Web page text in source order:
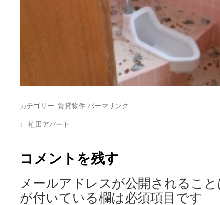
カテゴリー: 賃貸物件 パーマリンク
← 植田アパート
コメントを残す
メールアドレスが公開されるこ
が付いている欄は必須項目です